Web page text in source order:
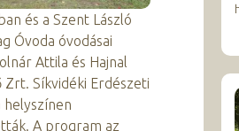
és a Szent László
Óvoda óvodásai
Attila és Hajnal
Zrt. Síkvidéki Erdészeti
helyszínen
A program az